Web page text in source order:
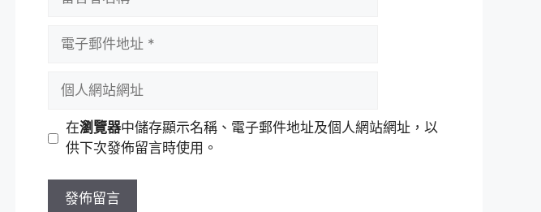
址
站
址
在瀏覽器中儲存顯示名稱、電子郵件地址及個人網站網址，以
供下次發佈留言時使用。